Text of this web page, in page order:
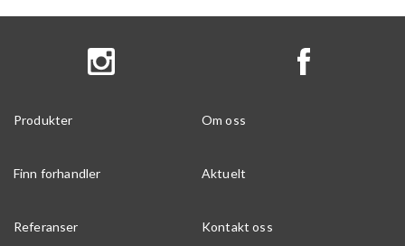
Produkter Om oss
Finn forhandler Aktuelt
Referanser Kontakt oss